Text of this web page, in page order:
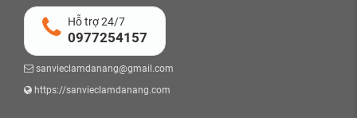
Hỗ trợ 24/7
0977254157
sanvieclamdanang@gmail.com
https://sanvieclamdanang.com